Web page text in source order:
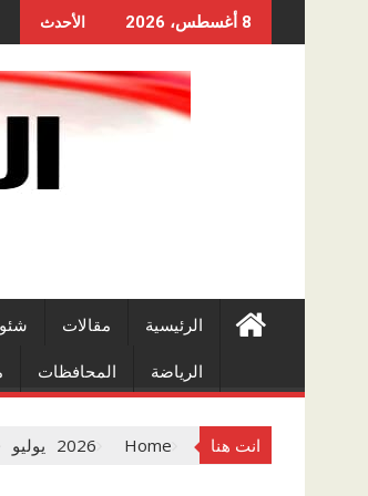
to
8 أغسطس، 2026 الأحدث
الرئيسية مقالات
الرياضة المحافظات
انت هنا Home
2026 يوليو